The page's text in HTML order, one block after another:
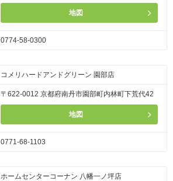
地図
0774-58-0300
コメリハードアンドグリーン 園部店
〒622-0012 京都府南丹市園部町内林町下荒代42
地図
0771-68-1103
ホームセンターコーナン 八幡一ノ坪店